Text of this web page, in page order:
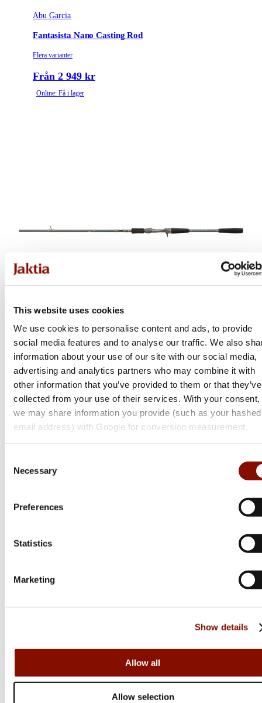
This website uses cookies
We use cookies to personalise content and ads, to provide
social media features and to analyse our traffic. We also
information about your use of our site with our social media,
advertising and analytics partners who may combine it with
other information that you’ve provided to them or that they’ve
collected from your use of their services. With your consent,
we may share information you provide (such as your hashed
email address) with Google for conversion measurement.
Selection
Necessary
Preferences
Statistics
Marketing
Show details
Allow all
Allow selection
Abu Garcia
Fantasista Nano Casting Rod
Flera varianter
Från 2 949 kr
Online: Få i lager
Abu Garcia
Svartzonker® Classic Motoroil Cast Rod
Flera varianter
Från 1 899 kr
Online: Få i lager